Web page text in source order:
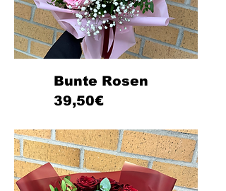
Bunte Rosen
39,50€